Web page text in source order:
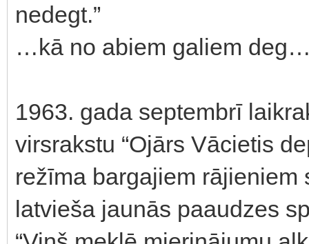
nedegt.”
…kā no abiem galiem
1963. gada septembrī
virsrakstu “Ojārs Vācietis
režīma bargajiem
latvieša jaunās paaudzes